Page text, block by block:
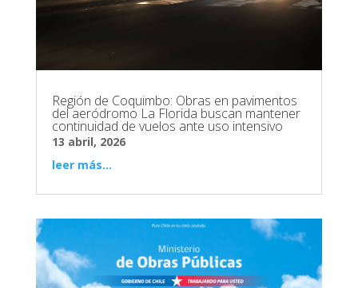
Región de Coquimbo: Obras en pavimentos
del aeródromo La Florida buscan mantener
continuidad de vuelos ante uso intensivo
13 abril, 2026
leer más...